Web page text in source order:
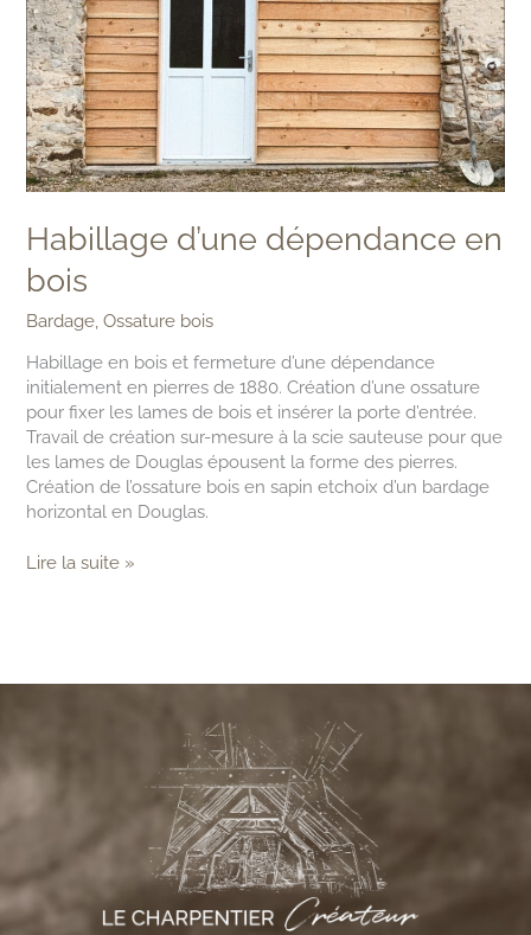
Habillage d’une dépendance en
bois
Bardage ,Ossature bois
Habillage en bois et fermeture d’une dépendance
initialement en pierres de 1880. Création d’une ossature
pour fixer les lames de bois et insérer la porte d’entrée.
Travail de création sur-mesure à la scie sauteuse pour que
les lames de Douglas épousent la forme des pierres.
Création de l’ossature bois en sapin etchoix d’un bardage
horizontal en Douglas.
Lire la suite »